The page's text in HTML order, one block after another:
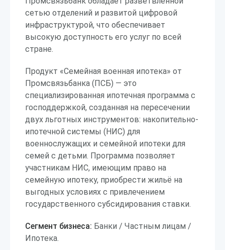
сетью отделений и развитой цифровой
инфраструктурой, что обеспечивает
высокую доступность его услуг по всей
стране.
Продукт «Семейная военная ипотека» от
Промсвязьбанка (ПСБ) — это
специализированная ипотечная программа с
господдержкой, созданная на пересечении
двух льготных инструментов: накопительно-
ипотечной системы (НИС) для
военнослужащих и семейной ипотеки для
семей с детьми. Программа позволяет
участникам НИС, имеющим право на
семейную ипотеку, приобрести жильё на
выгодных условиях с привлечением
государственного субсидирования ставки.
Сегмент бизнеса: Банки / Частным лицам /
Ипотека.